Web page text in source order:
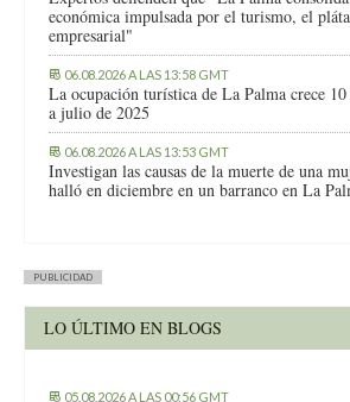
poco críticas de la prensa. Esto es lo que
pregunten a los que se pasaron la función
este despropósito, aunque ver a los
cabreo de estos trabajadores, que no
de los políticos allí colados, claro, pero es
trataba, de un vulgar y mal calibrado
me creen, pregunten a cualquiera de los
saben bien que “papá Cabildo” no los trata
económica impulsada por el turismo, el
empresarial"
06.08.2026 A LAS 13:58 GMT
La ocupación turística de La Palma crece
a julio de 2025
06.08.2026 A LAS 13:53 GMT
Investigan las causas de la muerte de una
halló en diciembre en un barranco en La
PUBLICIDAD
LO ÚLTIMO EN BLOGS
05.08.2026 A LAS 00:56 GMT